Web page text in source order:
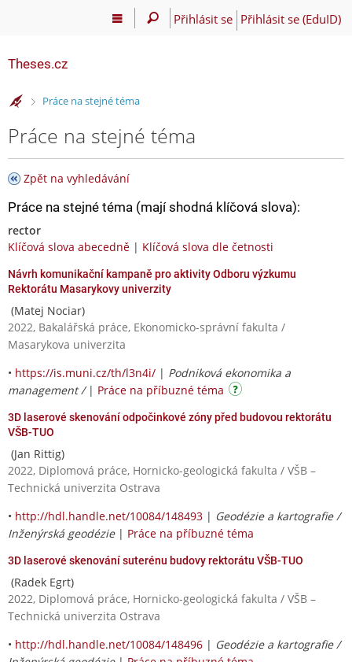
Přihlásit se Přihlásit se (EduID)
Theses.cz
>Práce na stejné téma
Práce na stejné téma
Zpět na vyhledávání
Práce na stejné téma (mají shodná klíčová slova):
rector
Klíčová slova abecedně | Klíčová slova dle četnosti
Návrh komunikační kampaně pro aktivity Odboru výzkumu
Rektorátu Masarykovy univerzity
(Matej Nociar)
2022, Bakalářská práce, Ekonomicko-správní fakulta /
Masarykova univerzita
• https://is.muni.cz/th/l3n4i/ | Podniková ekonomika a
management / | Práce na příbuzné téma
3D laserové skenování odpočinkové zóny před budovou rektorátu
VŠB-TUO
(Jan Rittig)
2022, Diplomová práce, Hornicko-geologická fakulta / VŠB –
Technická univerzita Ostrava
• http://hdl.handle.net/10084/148493 | Geodézie a kartografie /
Inženýrská geodézie| Práce na příbuzné téma
3D laserové skenování suterénu budovy rektorátu VŠB-TUO
(Radek Egrt)
2022, Diplomová práce, Hornicko-geologická fakulta / VŠB –
Technická univerzita Ostrava
• http://hdl.handle.net/10084/148496 | Geodézie a kartografie /